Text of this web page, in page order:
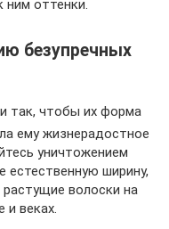
ним оттенки.
безупречных
так, чтобы их форма
ему жизнерадостное
уничтожением
естественную ширину,
волоски на
и веках.